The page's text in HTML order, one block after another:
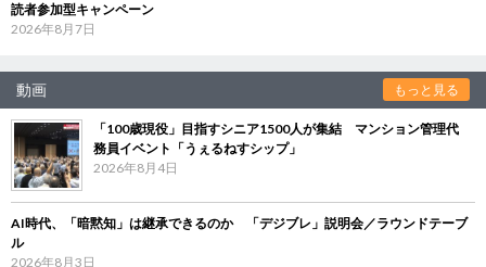
読者参加型キャンペーン
2026年8月7日
動画 もっと見る
「100歳現役」目指すシニア1500人が集結 マンション管理代
務員イベント「うぇるねすシップ」
2026年8月4日
AI時代、「暗黙知」は継承できるのか 「デジブレ」説明会／ラウンドテーブ
ル
2026年8月3日